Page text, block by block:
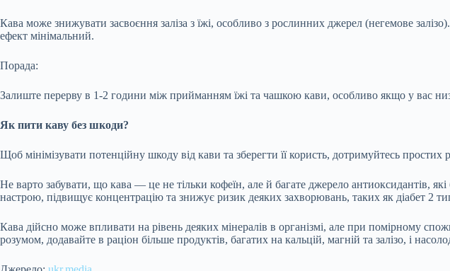
Кава може знижувати засвоєння заліза з їжі, особливо з рослинних джерел (негемове
ефект мінімальний.
Порада:
Залиште перерву в 1-2 години між прийманням їжі та чашкою кави, особливо якщо у вас
Як пити каву без шкоди?
Щоб мінімізувати потенційну шкоду від кави та зберегти її користь, дотримуйтесь простих
Не варто забувати, що кава — це не тільки кофеїн, але й багате джерело антиоксидантів,
настрою, підвищує концентрацію та знижує ризик деяких захворювань, таких як діабет 2
Кава дійсно може впливати на рівень деяких мінералів в організмі, але при помірному
розумом, додавайте в раціон більше продуктів, багатих на кальцій, магній та залізо, і